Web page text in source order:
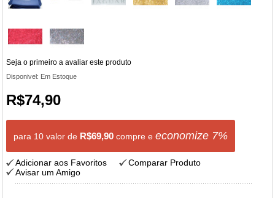
Seja o primeiro a avaliar este produto
Disponivel: Em Estoque
R$74,90
para 10 valor de R$69,90 compre eeconomize 7%
Adicionar aos Favoritos
Comparar Produto
Avisar um Amigo